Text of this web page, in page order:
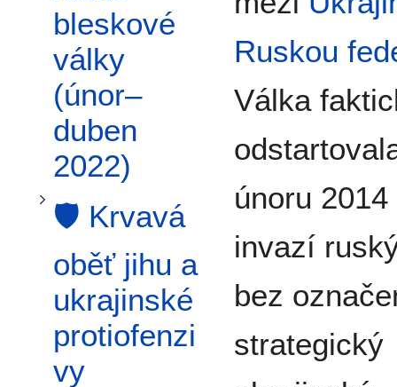
bleskové
války
(únor–
duben
2022)
🛡️ Krvavá
oběť jihu a
ukrajinské
protiofenzi
vy
Ruskou
Válka
únoru
invazí
bez
strategický